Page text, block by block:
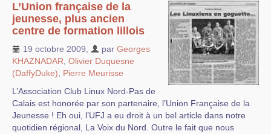
L’Union française de la
jeunesse, plus ancien
centre de formation lillois
19 octobre 2009 par Georges
KHAZNADAR Olivier Duquesne
(DaffyDuke)
Pierre Meurisse
L’Association Club Linux Nord-Pas de
Calais est honorée par son partenaire, l’Union Française de la
Jeunesse ! Eh oui, l’UFJ a eu droit à un bel article dans notre
quotidien régional, La Voix du Nord. Outre le fait que nous